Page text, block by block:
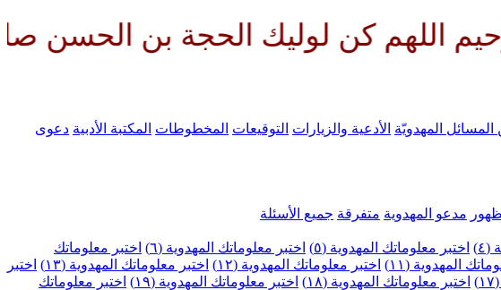
كن لوليك الحجة بن الحسن صلواتك
المهدويّة الأدعية والزيارات التوقيعات المخطوطات المكتبة الأدبية دعوى
مدعو المهدوية متفرقة جميع الأسئلة
(٤) اختبر معلوماتك المهدوية (٥) اختبر معلوماتك المهدوية (٦)
اختبر معلوماتك
المهدوية (١١) اختبر معلوماتك المهدوية (١٢) اختبر معلوماتك المهدوية (١٣)
اختبر
اختبر معلوماتك المهدوية (١٨) اختبر معلوماتك المهدوية (١٩)
اختبر معلوماتك